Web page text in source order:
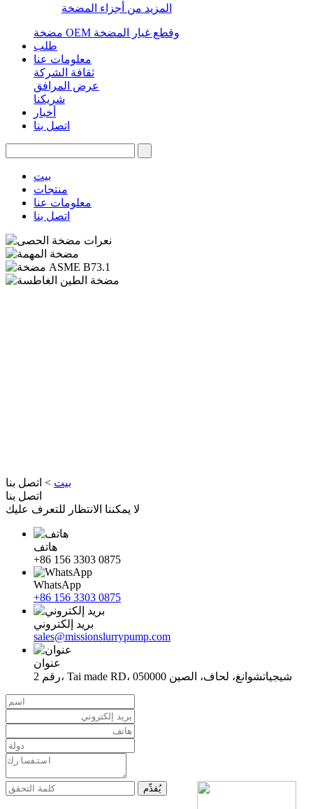
المزيد من أجزاء المضخة
مضخة OEM وقطع غيار المضخة
طلب
معلومات عنا
ثقافة الشركة
عرض المرافق
شريكنا
أخبار
اتصل بنا
بيت
منتجات
معلومات عنا
اتصل بنا
بيت > اتصل بنا
اتصل بنا
لا يمكننا الانتظار للتعرف عليك
هاتف
+86 156 3303 0875
WhatsApp
+86 156 3303 0875
بريد إلكتروني
sales@missionslurrypump.com
عنوان
رقم 2، Tai made RD، شيجياتشوانغ، لحاف، الصين 050000